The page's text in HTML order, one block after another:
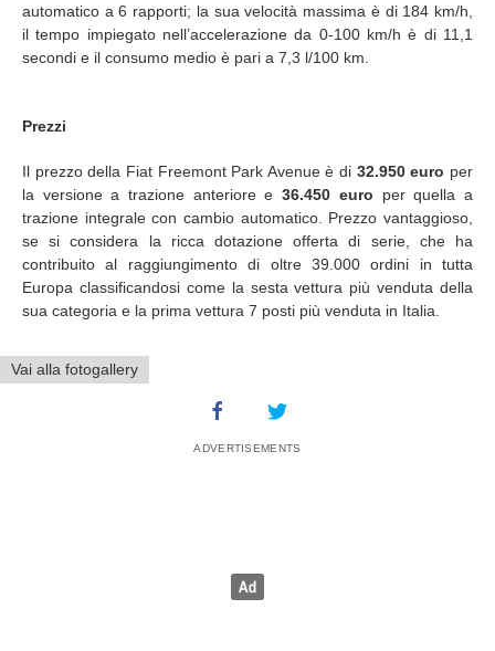
automatico a 6 rapporti; la sua velocità massima è di 184 km/h,
il tempo impiegato nell’accelerazione da 0-100 km/h è di 11,1
secondi e il consumo medio è pari a 7,3 l/100 km.
Prezzi
Il prezzo della Fiat Freemont Park Avenue è di 32.950 euro per
la versione a trazione anteriore e36.450 euro per quella a
trazione integrale con cambio automatico. Prezzo vantaggioso,
se si considera la ricca dotazione offerta di serie, che ha
contribuito al raggiungimento di oltre 39.000 ordini in tutta
Europa classificandosi come la sesta vettura più venduta della
sua categoria e la prima vettura 7 posti più venduta in Italia.
Vai alla fotogallery